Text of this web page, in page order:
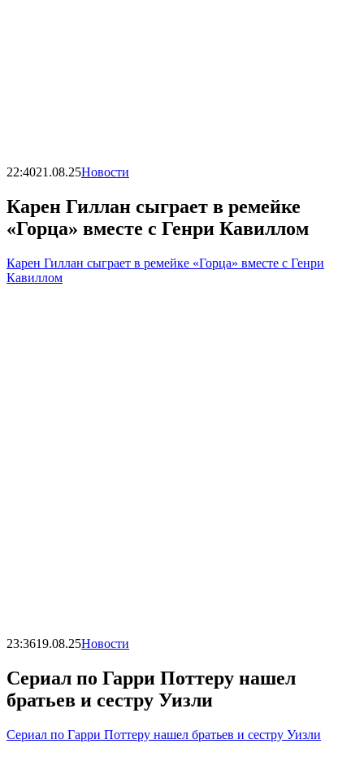
22:4021.08.25Новости
Карен Гиллан сыграет в ремейке
«Горца» вместе с Генри Кавиллом
Карен Гиллан сыграет в ремейке «Горца» вместе с Генри
Кавиллом
23:3619.08.25Новости
Сериал по Гарри Поттеру нашел
братьев и сестру Уизли
Сериал по Гарри Поттеру нашел братьев и сестру Уизли